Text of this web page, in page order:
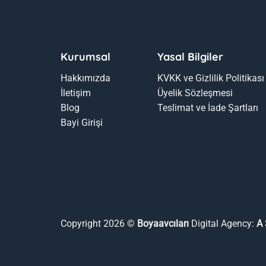
Kurumsal
Hakkımızda
İletişim
Blog
Bayi Girişi
Yasal Bilgiler
KVKK ve Gizlilik Politikası
Üyelik Sözleşmesi
Teslimat ve İade Şartları
Copyright 2026 © Boyaavcıları Digital Agency: A